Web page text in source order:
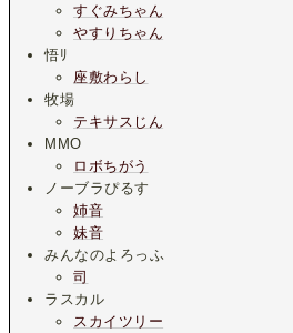
すぐみちゃん
やすりちゃん
悟ﾘ
座敷わらし
牧場
テキサスじん
MMO
ロボちがう
ノーブラぴるす
姉音
妹音
みんなのよろっふ
司
ラスカル
スカイツリー